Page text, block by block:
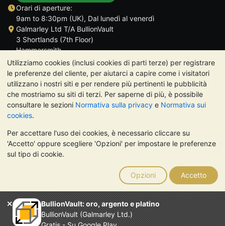
Utilizziamo cookies (inclusi cookies di parti terze) per registrare
le preferenze del cliente, per aiutarci a capire come i visitatori
utilizzano i nostri siti e per rendere più pertinenti le pubblicità
che mostriamo su siti di terzi. Per saperne di più, è possibile
consultare le sezioni Normativa sulla privacy e Normativa sui
cookies.
Per accettare l'uso dei cookies, è necessario cliccare su
'Accetto' oppure scegliere 'Opzioni' per impostare le preferenze
sul tipo di cookie.
Opzioni Accetto
BullionVault: oro, argento e platino
BullionVault (Galmarley Ltd.)
Orari di aperture:
9am to 8:30pm (UK), Dal lunedì al venerdì
Galmarley Ltd T/A BullionVault
3 Shortlands (7th Floor)
Hammersmith
Londra
W6 8DA
Regno Unito
TrustScore 4.7 | 488 recensioni
NOTA BENE: Il valore dei metalli preziosi può diminuire o
aumentare, e i trend storici non sono predittori dell'andamento
futuro. Nulla di quanto contenuto nei siti web di BullionVault o
nelle sue comunicazioni costituisce una consulenza sugli
investimenti. Si consiglia di rivolgersi a un professionista per
stabilire se l'investimento in metalli preziosi è adatto alle proprie
esigenze.
Galmarley Ltd, trading acome BullionVault, registrata in